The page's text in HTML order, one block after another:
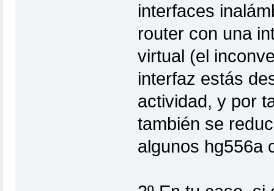
interfaces
router con una
virtual (el
interfaz estás
actividad, y por
también se
algunos hg556a